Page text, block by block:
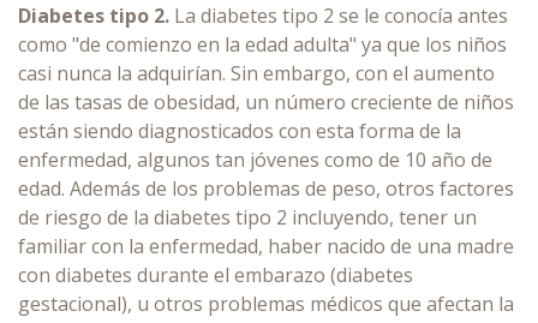
Diabetes tipo 2. La diabetes tipo 2 se le conocía antes
como "de comienzo en la edad adulta" ya que los niños
casi nunca la adquirían. Sin embargo, con el aumento
de las tasas de obesidad, un número creciente de niños
están siendo diagnosticados con esta forma de la
enfermedad, algunos tan jóvenes como de 10 año de
edad. Además de los problemas de peso, otros factores
de riesgo de la diabetes tipo 2 incluyendo, tener un
familiar con la enfermedad, haber nacido de una madre
con diabetes durante el embarazo (diabetes
gestacional), u otros problemas médicos que afectan la